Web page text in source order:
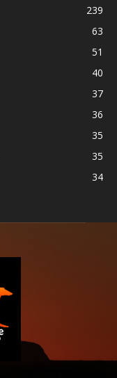
239
63
51
40
37
36
35
35
34